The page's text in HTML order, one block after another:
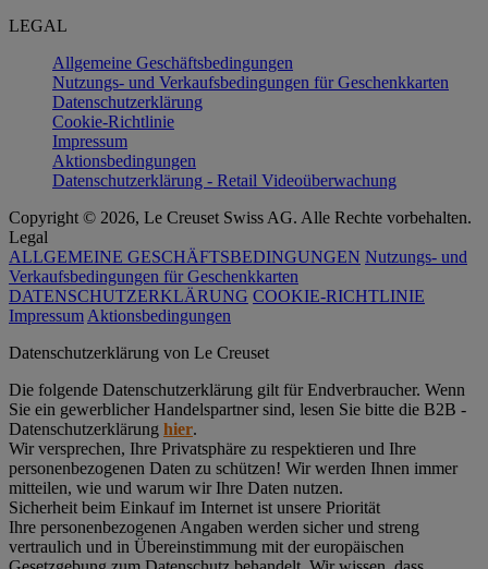
LEGAL
Allgemeine Geschäftsbedingungen
Nutzungs- und Verkaufsbedingungen für Geschenkkarten
Datenschutzerklärung
Cookie-Richtlinie
Impressum
Aktionsbedingungen
Datenschutzerklärung - Retail Videoüberwachung
Copyright © 2026, Le Creuset Swiss AG. Alle Rechte vorbehalten.
Legal
ALLGEMEINE GESCHÄFTSBEDINGUNGEN Nutzungs- und
Verkaufsbedingungen für Geschenkkarten
DATENSCHUTZERKLÄRUNG COOKIE-RICHTLINIE
Impressum Aktionsbedingungen
Datenschutz­erklärung von Le Creuset
Die folgende Datenschutzerklärung gilt für Endverbraucher. Wenn
Sie ein gewerblicher Handelspartner sind, lesen Sie bitte die B2B -
Datenschutzerklärung hier.
Wir versprechen, Ihre Privatsphäre zu respektieren und Ihre
personenbezogenen Daten zu schützen! Wir werden Ihnen immer
mitteilen, wie und warum wir Ihre Daten nutzen.
Sicherheit beim Einkauf im Internet ist unsere Priorität
Ihre personenbezogenen Angaben werden sicher und streng
vertraulich und in Übereinstimmung mit der europäischen